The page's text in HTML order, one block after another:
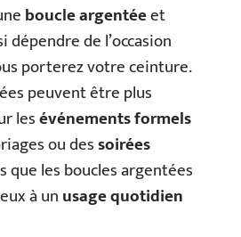
boucle argentéeet
dépendre de l’occasion
porterez votre ceinture.
peuvent être plus
lesévénements formels
ou dessoirées
que les boucles argentées
à unusage quotidien